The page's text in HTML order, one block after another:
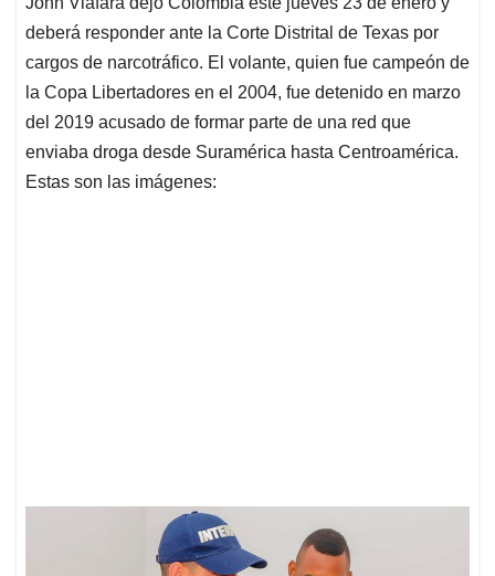
s
A
p
p
b
o
o
k
e
d
I
n
l
a
d
s
deberá responder ante la Corte Distrital de Texas por
cargos de narcotráfico. El volante, quien fue campeón de
la Copa Libertadores en el 2004, fue detenido en marzo
del 2019 acusado de formar parte de una red que
enviaba droga desde Suramérica hasta Centroamérica.
Estas son las imágenes: